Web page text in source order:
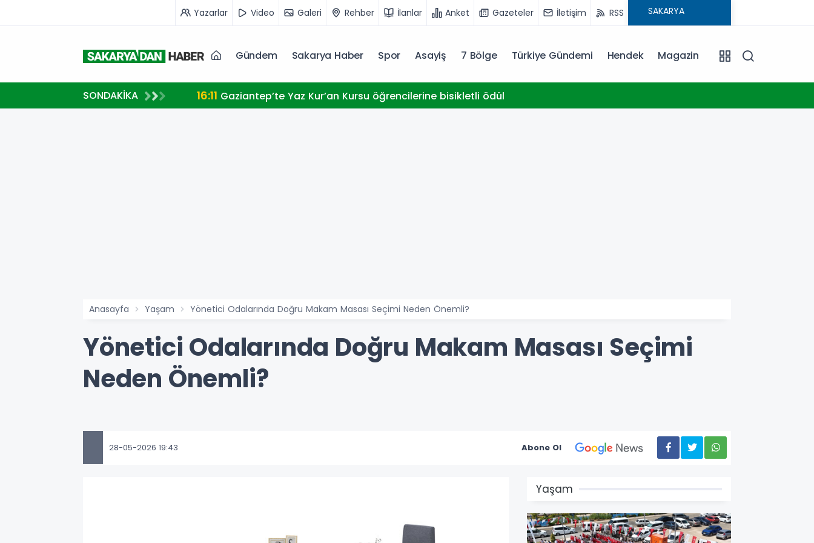
Yazarlar Video Galeri Rehber İlanlar Anket Gazeteler İletişim RSS
Gündem Sakarya Haber Spor Asayiş 7 Bölge Türkiye Gündemi Hendek Magazin
SONDAKİKA 16:11 Gaziantep’te Yaz Kur’an Kursu öğrencilerine bisikletli ödül
Anasayfa Yaşam Yönetici Odalarında Doğru Makam Masası Seçimi Neden Önemli?
Yönetici Odalarında Doğru Makam Masası Seçimi
Neden Önemli?
28-05-2026 19:43 Abone Ol
Yaşam